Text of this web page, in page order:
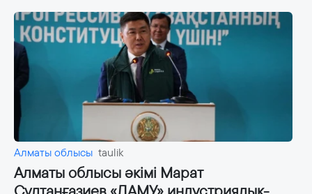
Алматы облысы taulik
Алматы облысы әкімі Марат